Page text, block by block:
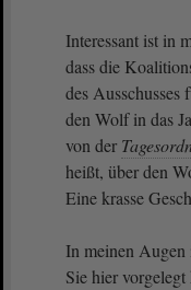
Interessant ist in
dass die
des
den Wolf in das
von der
heißt, über den
Eine krasse
In meinen Augen
Sie hier